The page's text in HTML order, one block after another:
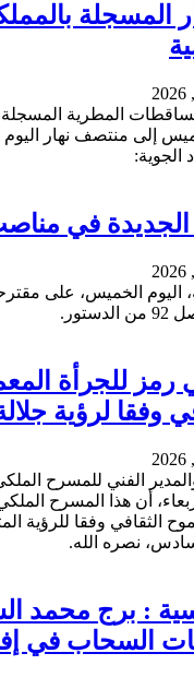
المسجلة
المطرية المسجلة
إلى منتصف نهار
الجوية:
الجديدة في
الخميس، على
رمز للجرأة
وفقا لرؤية
الفني للمسرح
أن هذا المسرح
الثقافي وفقا للرؤية
نصره الله.
: برج محمد
السحاب في